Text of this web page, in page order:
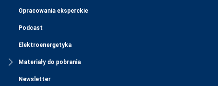
Opracowania eksperckie
Podcast
Elektroenergetyka
Materiały do pobrania
Newsletter